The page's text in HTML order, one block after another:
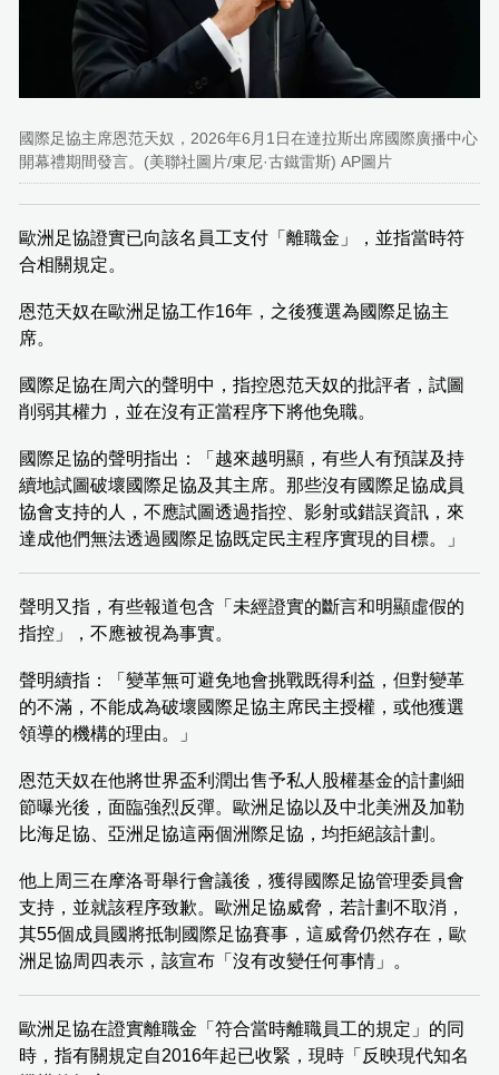
國際足協主席恩范天奴，2026年6月1日在達拉斯出席國際廣播中心
開幕禮期間發言。(美聯社圖片/東尼·古鐵雷斯) AP圖片
歐洲足協證實已向該名員工支付「離職金」，並指當時符
合相關規定。
恩范天奴在歐洲足協工作16年，之後獲選為國際足協主
席。
國際足協在周六的聲明中，指控恩范天奴的批評者，試圖
削弱其權力，並在沒有正當程序下將他免職。
國際足協的聲明指出：「越來越明顯，有些人有預謀及持
續地試圖破壞國際足協及其主席。那些沒有國際足協成員
協會支持的人，不應試圖透過指控、影射或錯誤資訊，來
達成他們無法透過國際足協既定民主程序實現的目標。」
聲明又指，有些報道包含「未經證實的斷言和明顯虛假的
指控」，不應被視為事實。
聲明續指：「變革無可避免地會挑戰既得利益，但對變革
的不滿，不能成為破壞國際足協主席民主授權，或他獲選
領導的機構的理由。」
恩范天奴在他將世界盃利潤出售予私人股權基金的計劃細
節曝光後，面臨強烈反彈。歐洲足協以及中北美洲及加勒
比海足協、亞洲足協這兩個洲際足協，均拒絕該計劃。
他上周三在摩洛哥舉行會議後，獲得國際足協管理委員會
支持，並就該程序致歉。歐洲足協威脅，若計劃不取消，
其55個成員國將抵制國際足協賽事，這威脅仍然存在，歐
洲足協周四表示，該宣布「沒有改變任何事情」。
歐洲足協在證實離職金「符合當時離職員工的規定」的同
時，指有關規定自2016年起已收緊，現時「反映現代知名